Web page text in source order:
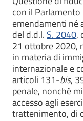
con il
emendamenti né
del d.d.l. S. 2040,
21 ottobre 2020,
in materia di
internazionale e
articoli 131-bis,
penale, nonché
accesso agli
trattenimento, di